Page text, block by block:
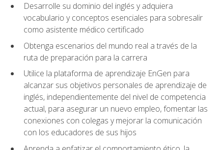
Desarrolle su dominio del inglés y adquiera
vocabulario y conceptos esenciales para sobresalir
como asistente médico certificado
Obtenga escenarios del mundo real a través de la
ruta de preparación para la carrera
Utilice la plataforma de aprendizaje EnGen para
alcanzar sus objetivos personales de aprendizaje de
inglés, independientemente del nivel de competencia
actual, para asegurar un nuevo empleo, fomentar las
conexiones con colegas y mejorar la comunicación
con los educadores de sus hijos